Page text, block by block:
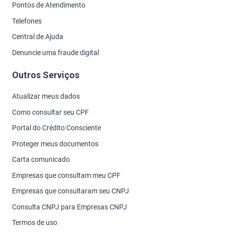
Pontos de Atendimento
Telefones
Central de Ajuda
Denuncie uma fraude digital
Outros Serviços
Atualizar meus dados
Como consultar seu CPF
Portal do Crédito Consciente
Proteger meus documentos
Carta comunicado
Empresas que consultam meu CPF
Empresas que consultaram seu CNPJ
Consulta CNPJ para Empresas CNPJ
Termos de uso